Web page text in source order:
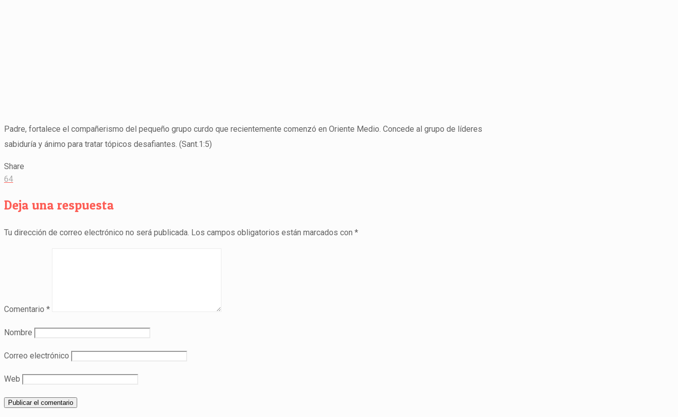
Padre, fortalece el compañerismo del pequeño grupo curdo que recientemente comenzó en Oriente Medio. Concede al grupo de líderes
sabiduría y ánimo para tratar tópicos desafiantes. (Sant.1:5)
Share
64
Deja una respuesta
Tu dirección de correo electrónico no será publicada. Los campos obligatorios están marcados con *
Comentario *
Nombre
Correo electrónico
Web